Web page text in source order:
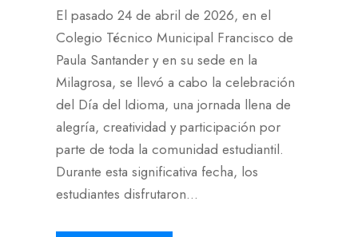
El pasado 24 de abril de 2026, en el
Colegio Técnico Municipal Francisco de
Paula Santander y en su sede en la
Milagrosa, se llevó a cabo la celebración
del Día del Idioma, una jornada llena de
alegría, creatividad y participación por
parte de toda la comunidad estudiantil.
Durante esta significativa fecha, los
estudiantes disfrutaron...